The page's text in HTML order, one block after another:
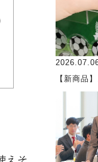
【新商品